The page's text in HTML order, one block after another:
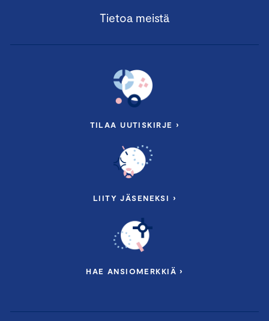
Tietoa meistä
TILAA UUTISKIRJE ›
LIITY JÄSENEKSI ›
HAE ANSIOMERKKIÄ ›